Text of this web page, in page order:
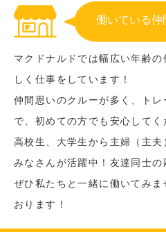
働いている仲
マクドナルドでは幅広い年齢
しく仕事をしています！
仲間思いのクルーが多く、ト
で、初めての方でも安心してく
高校生、大学生から主婦（主
みなさんが活躍中！友達同士の
ぜひ私たちと一緒に働いてみ
おります！